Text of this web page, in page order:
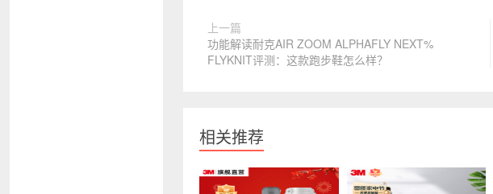
上一篇
功能解读耐克AIR ZOOM ALPHAFLY NEXT%
FLYKNIT评测：这款跑步鞋怎么样？
相关推荐